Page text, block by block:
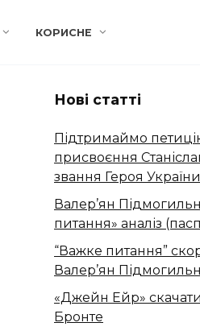
КОРИСНЕ
Нові статті
Підтримаймо
присвоєння
звання Героя
Валер’ян
питання» аналіз
“Важке питання”
Валер’ян
«Джейн Ейр»
Бронте